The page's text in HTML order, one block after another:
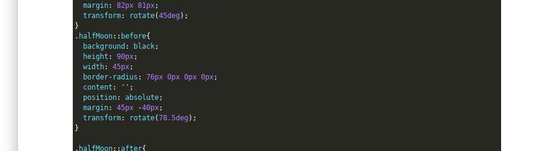
  margin
: 82px 81px;
  transform
: rotate(45deg);
}
. halfMoon:: before{
  background
: black;
  height
: 90px;
  width
: 45px;
  border
- radius : 76px 0px 0px 0px;
  content
: '' ;
  position
: absolute;
  margin
: 45px -40px;
  transform
: rotate(78.5deg);
}
. halfMoon::after{